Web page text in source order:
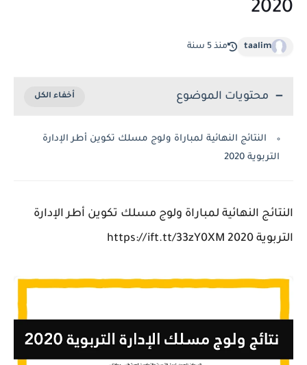
2020
taalim منذ 5 سنة
محتويات الموضوع
النتائج النهائية لمباراة ولوج مسلك تكوين أطر الإدارة
التربوية 2020
النتائج النهائية لمباراة ولوج مسلك تكوين أطر الإدارة
التربوية 2020 https://ift.tt/33zY0XM